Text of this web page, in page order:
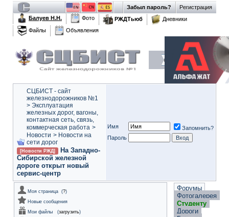
Регистрация
Забыл пароль?
Балуев Н.Н.
Фото РЖДТьюб
Дневники
Файлы
Объявления
СЦБИСТ - сайт
железнодорожников №1
> Эксплуатация
железных дорог, вагоны,
контактная сеть, связь,
коммерческая работа >
Новости > Новости на
сети дорог
[Новости РЖД]
На Западно-
Сибирской железной
дороге открыт новый
сервис-центр
Имя
Запомнить?
Пароль
Моя страница (?)
Новые сообщения
Мои файлы
(загрузить)
Форумы
Фотогалерея
Студенту
Дороги